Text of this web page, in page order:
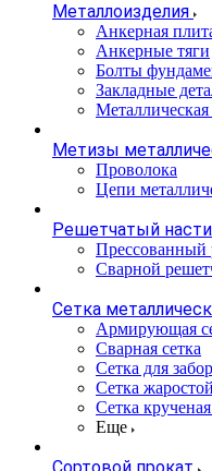
Металлоизделия
Анкерная
Анкерные тяги
Болты
Закладные
Металлическая
Метизы
Проволока
Цепи
Решетчатый
Прессованный
Сварной
Сетка
Армирующая
Сварная сетка
Сетка для
Сетка
Сетка
Еще